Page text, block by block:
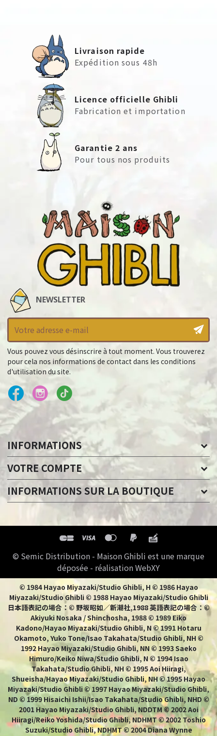
Livraison rapide
Expédition sous 48h
Licence officielle Ghibli
Fabrication et importation
Garantie 2 ans
Pour tous nos produits
NEWSLETTER
Vous pouvez vous désinscrire à tout moment. Vous trouverez
pour cela nos informations de contact dans les conditions
d'utilisation du site.
INFORMATIONS
VOTRE COMPTE
INFORMATIONS SUR LA BOUTIQUE
© Semic Distribution - Maison Ghibli est une marque
déposée - réalisation WebXY
© 1984 Hayao Miyazaki/Studio Ghibli, H © 1986 Hayao
Miyazaki/Studio Ghibli © 1988 Hayao Miyazaki/Studio Ghibli
日本語表記の場合：© 野坂昭如／新潮社,1988 英語表記の場合：©
Akiyuki Nosaka / Shinchosha, 1988 © 1989 Eiko
Kadono/Hayao Miyazaki/Studio Ghibli, N © 1991 Hotaru
Okamoto, Yuko Tone/Isao Takahata/Studio Ghibli, NH ©
1992 Hayao Miyazaki/Studio Ghibli, NN © 1993 Saeko
Himuro/Keiko Niwa/Studio Ghibli, N © 1994 Isao
Takahata/Studio Ghibli, NH © 1995 Aoi Hiiragi,
Shueisha/Hayao Miyazaki/Studio Ghibli, NH © 1995 Hayao
Miyazaki/Studio Ghibli © 1997 Hayao Miyazaki/Studio Ghibli,
ND © 1999 Hisaichi Ishii/Isao Takahata/Studio Ghibli, NHD ©
2001 Hayao Miyazaki/Studio Ghibli, NDDTM © 2002 Aoi
Hiiragi/Reiko Yoshida/Studio Ghibli, NDHMT © 2002 Toshio
Suzuki/Studio Ghibli, NDHMT © 2004 Diana Wynne